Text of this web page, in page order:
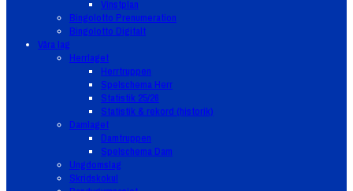
Vinstplan
Bingolotto Prenumeration
Bingolotto Digitalt
Våra lag
Herrlaget
Herrtruppen
Spelschema Herr
Statistik 25/26
Statistik & rekord (historik)
Damlaget
Damtruppen
Spelschema Dam
Ungdomslag
Skridskokul